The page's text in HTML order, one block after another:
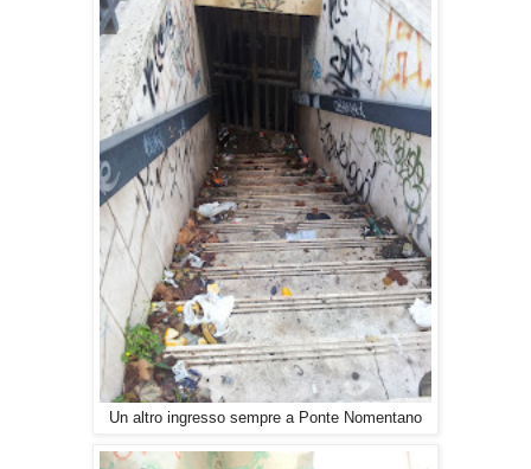
Un altro ingresso sempre a Ponte Nomentano